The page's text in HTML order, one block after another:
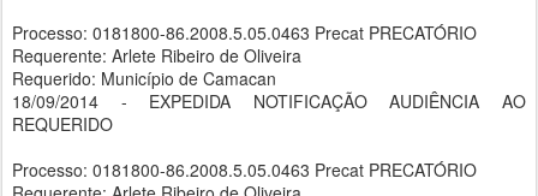
Processo: 0181800-86.2008.5.05.0463 Precat PRECATÓRIO
Requerente: Arlete Ribeiro de Oliveira
Requerido: Município de Camacan
18/09/2014 - EXPEDIDA NOTIFICAÇÃO AUDIÊNCIA AO
REQUERIDO
Processo: 0181800-86.2008.5.05.0463 Precat PRECATÓRIO